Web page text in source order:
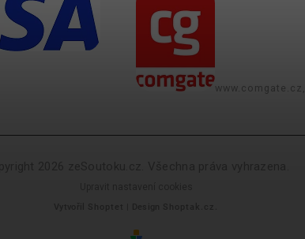
www.comgate.cz,